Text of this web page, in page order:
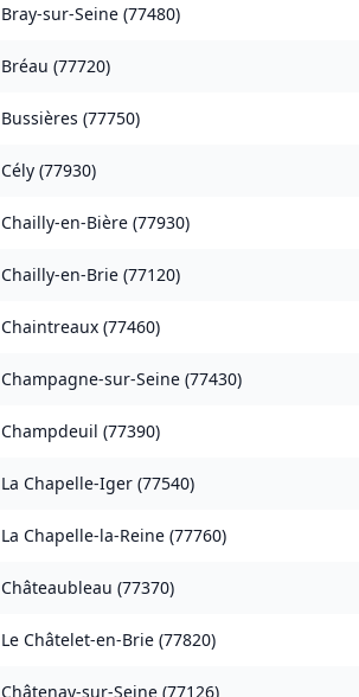
Bray-sur-Seine (77480)
Bréau (77720)
Bussières (77750)
Cély (77930)
Chailly-en-Bière (77930)
Chailly-en-Brie (77120)
Chaintreaux (77460)
Champagne-sur-Seine (77430)
Champdeuil (77390)
La Chapelle-Iger (77540)
La Chapelle-la-Reine (77760)
Châteaubleau (77370)
Le Châtelet-en-Brie (77820)
Châtenay-sur-Seine (77126)